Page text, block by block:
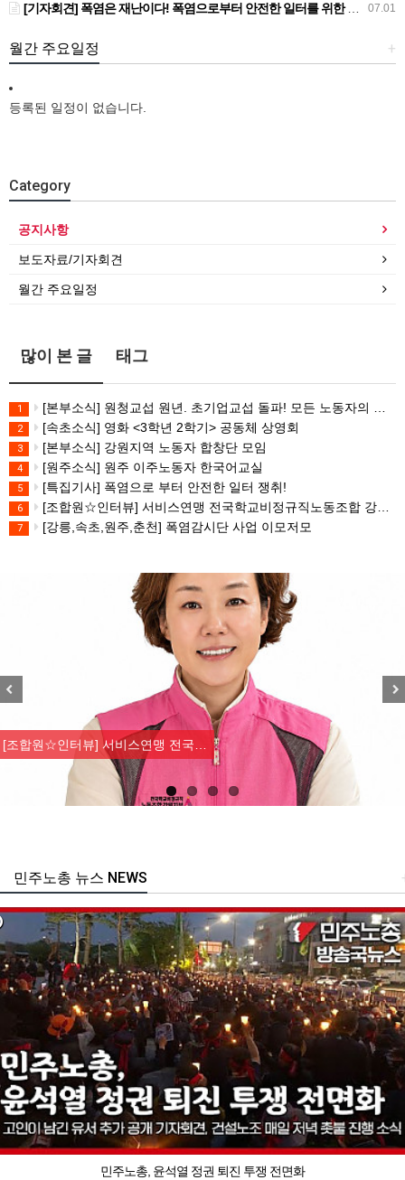
07.01
[기자회견] 폭염은 재난이다! 폭염으로부터 안전한 일터를 위한 민주노총 강원지역본부 폭염감시단 선포 기자회견
+
월간 주요일정
등록된 일정이 없습니다.
Category
공지사항
보도자료/기자회견
월간 주요일정
많이 본 글 태그
1 [본부소식] 원청교섭 원년. 초기업교섭 돌파! 모든 노동자의 노동기본권 쟁취! 민주노총 7.15 총파업대회
2 [속초소식] 영화 <3학년 2학기> 공동체 상영회
3 [본부소식] 강원지역 노동자 합창단 모임
4 [원주소식] 원주 이주노동자 한국어교실
5 [특집기사] 폭염으로 부터 안전한 일터 쟁취!
6 [조합원☆인터뷰] 서비스연맹 전국학교비정규직노동조합 강원지부 김유미 춘천지회장
7 [강릉,속초,원주,춘천] 폭염감시단 사업 이모저모
[조합원☆인터뷰] 서비스연맹 전국…
주노총 뉴스 NEWS
민주노총, 윤석열 정권 퇴진 투쟁 전면화